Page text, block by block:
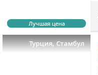
Лучшая цена
Турция,Стамбул